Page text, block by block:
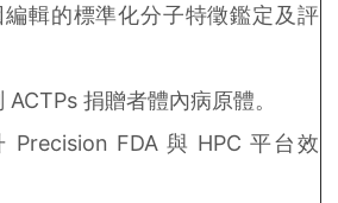
編輯的標準化分子特徵鑑定及評
ACTPs 捐贈者體內病原體。
Precision FDA 與 HPC 平台效